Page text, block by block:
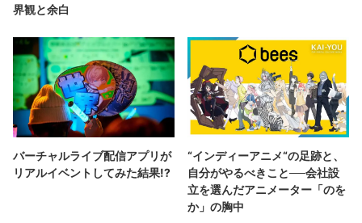
界観と余白
バーチャルライブ配信アプリが
リアルイベントしてみた結果!?
“インディーアニメ“の足跡と、
自分がやるべきこと──会社設
立を選んだアニメーター「のを
か」の胸中